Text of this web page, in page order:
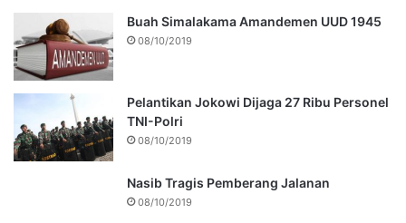
Buah Simalakama Amandemen UUD 1945
08/10/2019
Pelantikan Jokowi Dijaga 27 Ribu Personel
TNI-Polri
08/10/2019
Nasib Tragis Pemberang Jalanan
08/10/2019